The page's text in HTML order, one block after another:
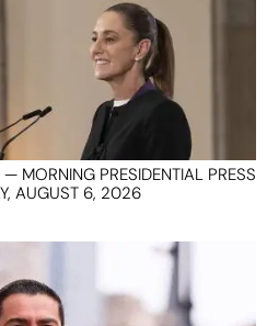
MORNING PRESIDENTIAL PRESS
AUGUST 6, 2026